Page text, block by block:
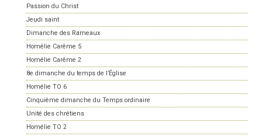
Passion du Christ
Jeudi saint
Dimanche des Rameaux
Homélie Carême 5
Homélie Carême 2
8e dimanche du temps de l’Église
Homélie TO 6
Cinquième dimanche du Temps ordinaire
Unité des chrétiens
Homélie TO 2